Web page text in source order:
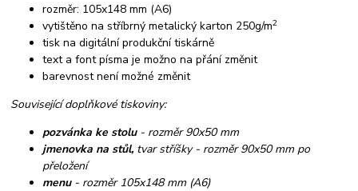
rozměr: 105x148 mm (A6)
vytištěno na stříbrný metalický karton 250g/m2
tisk na digitální produkční tiskárně
text a font písma je možno na přání změnit
barevnost není možné změnit
Související doplňkové tiskoviny:
pozvánka ke stolu- rozměr 90x50 mm
jmenovka na stůl, tvar stříšky - rozměr 90x50 mm po
přeložení
menu- rozměr 105x148 mm (A6)